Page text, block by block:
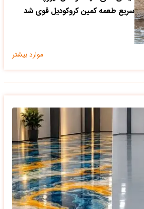
سریع طعمه کمین کروکودیل قوی شد
موارد بیشتر